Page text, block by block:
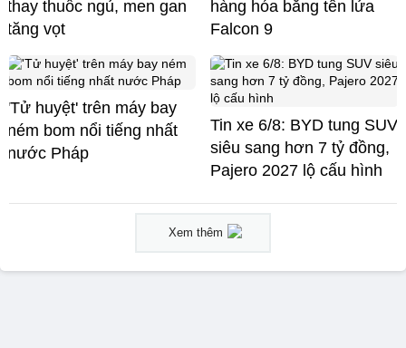
thay thuốc ngủ, men gan
tăng vọt
hàng hóa bằng tên lửa
Falcon 9
'Tử huyệt' trên máy bay
ném bom nổi tiếng nhất
nước Pháp
Tin xe 6/8: BYD tung SUV
siêu sang hơn 7 tỷ đồng,
Pajero 2027 lộ cấu hình
Xem thêm